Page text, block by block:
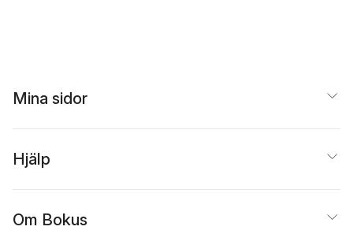
Mina sidor
Hjälp
Om Bokus